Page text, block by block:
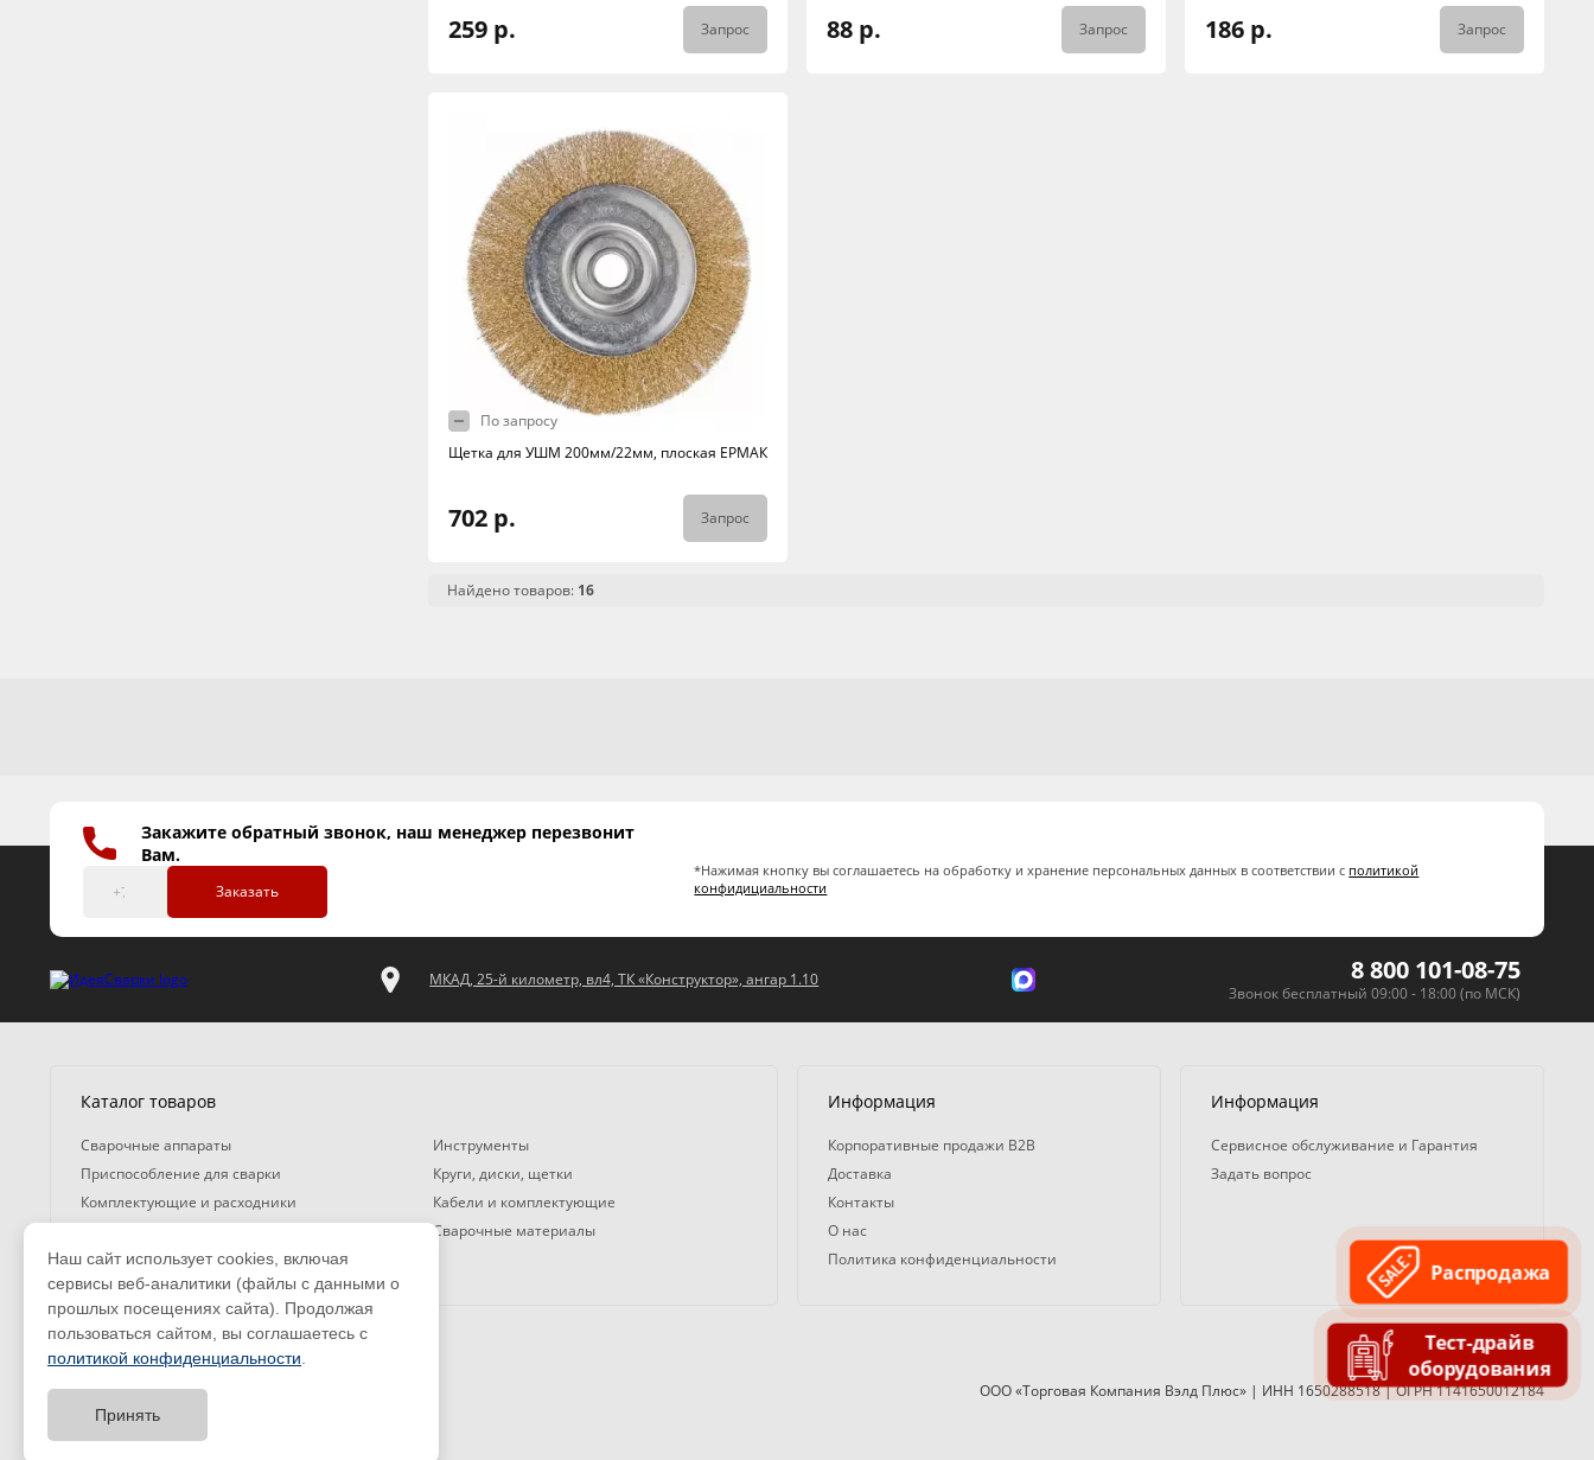
259 р. Запрос 88 р. Запрос 186 р. Запрос
По запросу
Щетка для УШМ 200мм/22мм, плоская ЕРМАК
702 р. Запрос
Найдено товаров: 16
Закажите обратный звонок, наш менеджер перезвонит
Вам.
Заказать
*Нажимая кнопку вы соглашаетесь на обработку и хранение персональных данных в соответствии с политикой
конфидициальности
МКАД, 25-й километр, вл4, ТК «Конструктор», ангар 1.10 8 800 101-08-75
Звонок бесплатный 09:00 - 18:00 (по МСК)
Каталог товаров
Сварочные аппараты
Инструменты
Приспособление для сварки
Круги, диски, щетки
Комплектующие и расходники
Кабели и комплектующие
Сварочные материалы
Средства защиты
Информация
Корпоративные продажи B2B
Доставка
Контакты
О нас
Политика конфиденциальности
Информация
Сервисное обслуживание и Гарантия
Задать вопрос
© 2008 — 2026. ООО «ТК Вэлд Плюс»
Тел.: 8 800 101-08-75 (с 10:00 до 19:00)
ООО «Торговая Компания Вэлд Плюс» | ИНН 1650288518 | ОГРН 1141650012184
Наш сайт использует cookies, включая
сервисы веб-аналитики (файлы с данными о
прошлых посещениях сайта). Продолжая
пользоваться сайтом, вы соглашаетесь с
политикой конфиденциальности
Принять
Тест-драйв
оборудования
Распродажа